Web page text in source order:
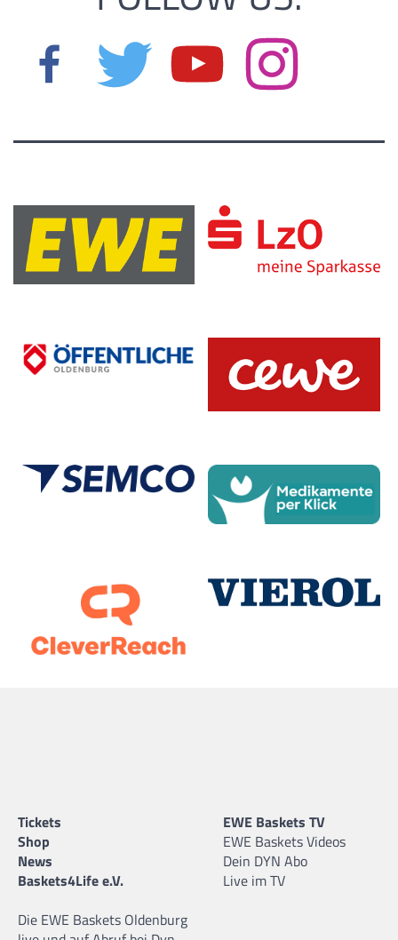
Tickets
Shop
News
Baskets4Life e.V.
Die EWE Baskets Oldenburg
EWE Baskets TV
EWE Baskets Videos
Dein DYN Abo
Live im TV